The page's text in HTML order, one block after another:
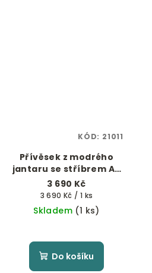
Přívěsek z modrého
jantaru se stříbrem Ag
925/1000
3 690 Kč
Měrná
cena:
3 690 Kč / 1 ks
Skladem (1 ks)
Do košíku
KÓD: 21011